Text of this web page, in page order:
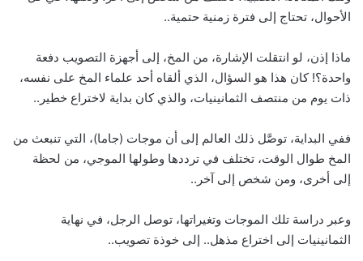
الأحوال، تحتاج إلى فترة زمنية حتمية..
ماذا إذن، لو انتقلت الإشارة، من المخ، إلى أجهزة التصويب دفعة
واحدة؟! كان هذا هو السؤال، الذي ألقاه أحد علماء المخ على نفسه،
ذات يوم من منتصف الثمانينيات، والذي كان بداية لاختراع خطير..
ففي البداية، توصَّل ذلك العالم إلى أن موجات (جاما)، التي تنبعث من
المخ طوال الوقت، تختلف في ترددها وطولها الموجي، من لحظة
إلى أخرى، ومن شخص إلى آخر..
وعبر دراسة تلك الموجات وتغيراتها، توصل الرجل، في نهاية
الثمانينيات إلى اختراع مذهل.. إلى خوذة تصويب..